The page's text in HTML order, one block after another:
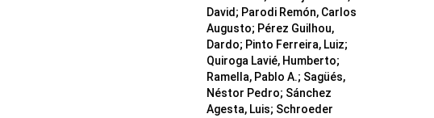
David; Parodi Remón, Carlos
Augusto; Pérez Guilhou,
Dardo; Pinto Ferreira, Luiz;
Quiroga Lavié, Humberto;
Ramella, Pablo A.; Sagüés,
Néstor Pedro; Sánchez
Agesta, Luis; Schroeder